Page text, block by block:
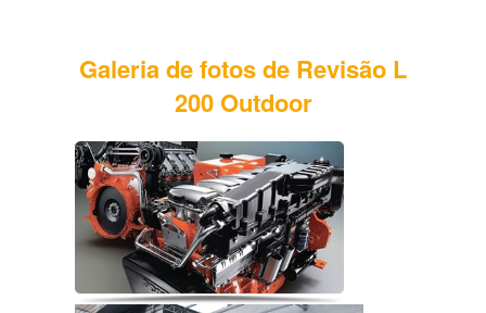
Galeria de fotos de Revisão L
200 Outdoor